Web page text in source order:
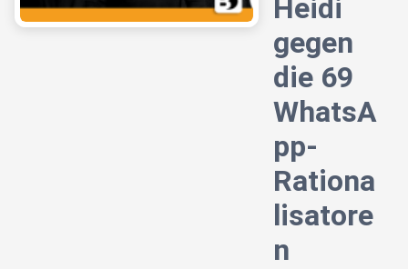
Heidi
gegen
die 69
WhatsA
pp-
Rationa
lisatore
n